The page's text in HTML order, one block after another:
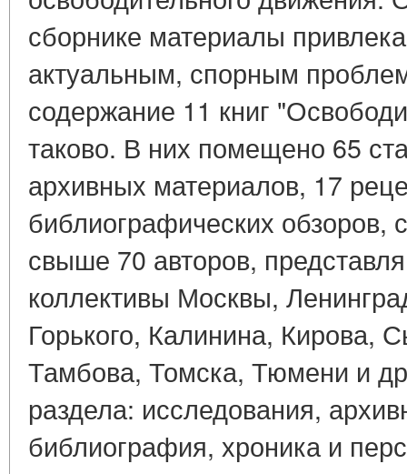
сборнике материалы
актуальным, спорным
содержание 11 книг
таково. В них помещено 65
архивных материалов, 17
библиографических обзоров,
свыше 70 авторов,
коллективы Москвы,
Горького, Калинина, Кирова,
Тамбова, Томска, Тюмени и
раздела: исследования,
библиография, хроника и